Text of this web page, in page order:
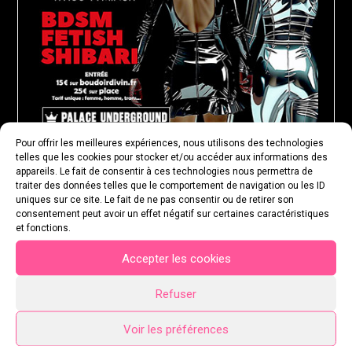
Pour offrir les meilleures expériences, nous utilisons des technologies
telles que les cookies pour stocker et/ou accéder aux informations des
appareils. Le fait de consentir à ces technologies nous permettra de
traiter des données telles que le comportement de navigation ou les ID
uniques sur ce site. Le fait de ne pas consentir ou de retirer son
consentement peut avoir un effet négatif sur certaines caractéristiques
et fonctions.
Accepter les cookies
Refuser
Voir les préférences
MARDI 18 AOÛT 2026